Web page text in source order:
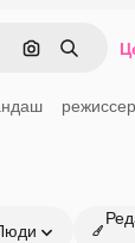
Поиск по
Поиск
режиссер